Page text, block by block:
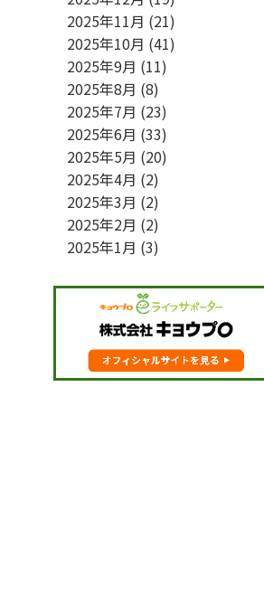
2025年11月 (21)
2025年10月 (41)
2025年9月 (11)
2025年8月 (8)
2025年7月 (23)
2025年6月 (33)
2025年5月 (20)
2025年4月 (2)
2025年3月 (2)
2025年2月 (2)
2025年1月 (3)